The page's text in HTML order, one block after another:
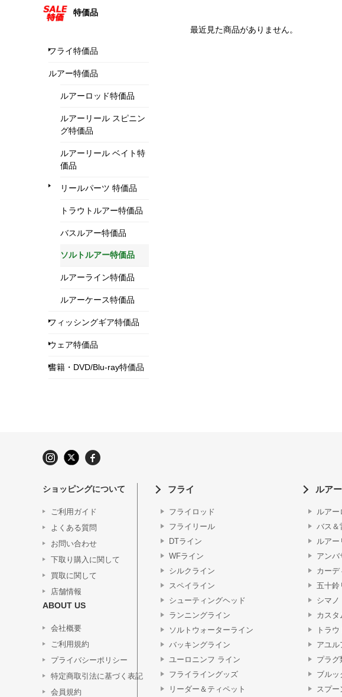
特価品
フライ特価品
ルアー特価品
ルアーロッド特価品
ルアーリール スピニン
グ特価品
ルアーリール ベイト特
価品
リールパーツ 特価品
トラウトルアー特価品
バスルアー特価品
ソルトルアー特価品
ルアーライン特価品
ルアーケース特価品
フィッシングギア特価品
ウェア特価品
書籍・DVD/Blu-ray特価品
最近見た商品がありません。
ショッピングについて
ご利用ガイド
よくある質問
お問い合わせ
下取り購入に関して
買取に関して
店舗情報
ABOUT US
会社概要
ご利用規約
プライバシーポリシー
特定商取引法に基づく表記
会員規約
フライ
フライロッド
フライリール
DTライン
WFライン
シルクライン
スペイライン
シューティングヘッド
ランニングライン
ソルトウォーターライン
バッキングライン
ユーロニンフ ライン
フライライングッズ
リーダー＆ティペット
ルアー
ルアー
バス＆
ルアー
アンバ
カーデ
五十鈴
シマノ
カス
トラ
アユル
プラグ
ブルッ
スプー